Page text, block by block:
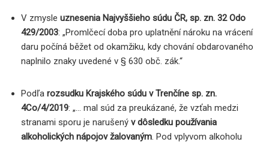
V zmysle uznesenia Najvyššieho súdu ČR, sp. zn. 32 Odo
429/2003: „Promlčecí doba pro uplatnění nároku na vrácení
daru počíná běžet od okamžiku, kdy chování obdarovaného
naplnilo znaky uvedené v § 630 obč. zák.“
Podľa rozsudku Krajského súdu v Trenčíne sp. zn.
4Co/4/2019: „… mal súd za preukázané, že vzťah medzi
stranami sporu je narušený v dôsledku používania
alkoholických nápojov žalovaným. Pod vplyvom alkoholu